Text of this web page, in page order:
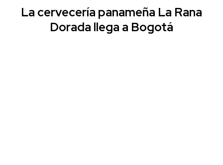
La cervecería panameña La Rana
Dorada llega a Bogotá